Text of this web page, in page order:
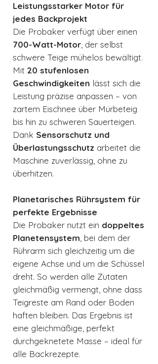
Leistungsstarker Motor für
jedes Backprojekt
Die Probaker verfügt über einen
700-Watt-Motor, der selbst
schwere Teige mühelos bewältigt.
Mit 20 stufenlosen
Geschwindigkeiten lässt sich die
Leistung präzise anpassen – von
zartem Eischnee über Mürbeteig
bis hin zu schweren Sauerteigen.
Dank Sensorschutz und
Überlastungsschutz arbeitet die
Maschine zuverlässig, ohne zu
überhitzen.
Planetarisches Rührsystem für
perfekte Ergebnisse
Die Probaker nutzt ein doppeltes
Planetensystem, bei dem der
Rührarm sich gleichzeitig um die
eigene Achse und um die Schüssel
dreht. So werden alle Zutaten
gleichmäßig vermengt, ohne dass
Teigreste am Rand oder Boden
haften bleiben. Das Ergebnis ist
eine gleichmäßige, perfekt
durchgeknetete Masse – ideal für
alle Backrezepte.